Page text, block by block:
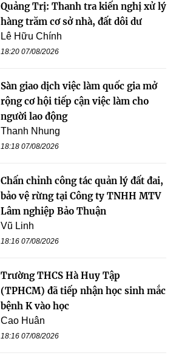
Quảng Trị: Thanh tra kiến nghị xử lý
hàng trăm cơ sở nhà, đất dôi dư
Lê Hữu Chính
18:20 07/08/2026
Sàn giao dịch việc làm quốc gia mở
rộng cơ hội tiếp cận việc làm cho
người lao động
Thanh Nhung
18:18 07/08/2026
Chấn chỉnh công tác quản lý đất đai,
bảo vệ rừng tại Công ty TNHH MTV
Lâm nghiệp Bảo Thuận
Vũ Linh
18:16 07/08/2026
Trường THCS Hà Huy Tập
(TPHCM) đã tiếp nhận học sinh mắc
bệnh K vào học
Cao Huân
18:16 07/08/2026